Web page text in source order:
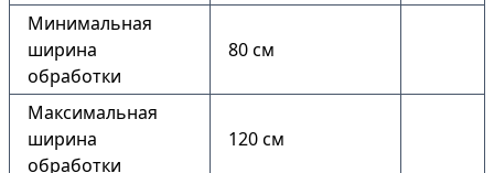
Минимальная
ширина
обработки
80 см
Максимальная
ширина
обработки
120 см